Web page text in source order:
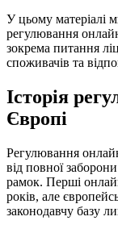
У цьому матеріалі
регулювання
зокрема питання
споживачів та
Історія
Європі
Регулювання
від повної
рамок. Перші
років, але
законодавчу базу